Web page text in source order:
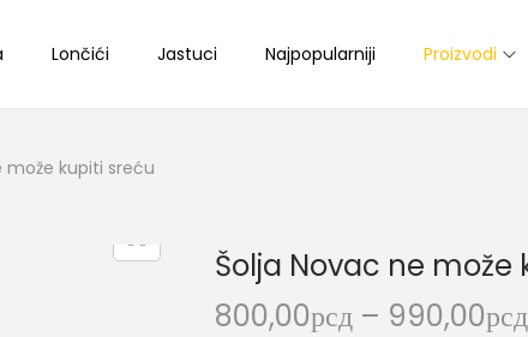
Lončići Jastuci Najpopularniji Proizvodi
može kupiti sreću
Šolja Novac ne može
800,00рсд – 990,00рсд